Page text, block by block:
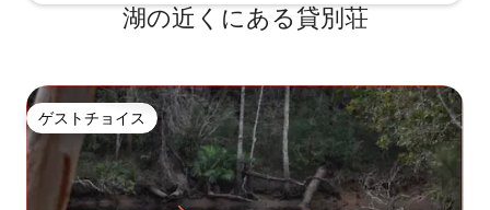
湖の近くにある貸別荘
ゲストチョイス
ゲストチョイス